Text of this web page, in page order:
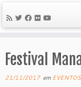
Festival
21/11/2017em EVENTOS